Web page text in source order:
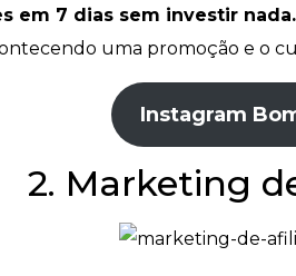
em 7 dias sem investir nada.
uma promoção e o
Instagram
2. Marketing